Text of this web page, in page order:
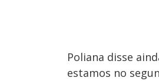
Poliana disse
estamos no